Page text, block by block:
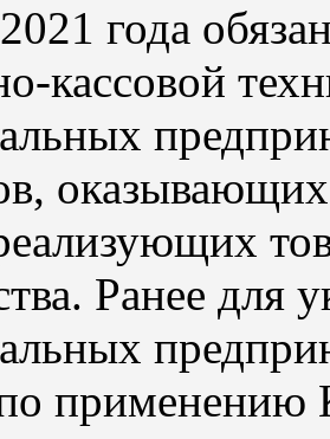
года
кассовой
Ранее для
по применению